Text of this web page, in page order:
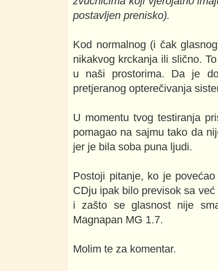
postavljen prenisko).
Kod normalnog (i čak
nikakvog krckanja ili slično.
u naši prostorima. Da je
pretjeranog opterečivanja
U momentu tvog testiranja
pomagao na sajmu tako da
jer je bila soba puna ljudi.
Postoji pitanje, ko je
CDju ipak bilo previsok sa
i zašto se glasnost nije
Magnapan MG 1.7.
Molim te za komentar.